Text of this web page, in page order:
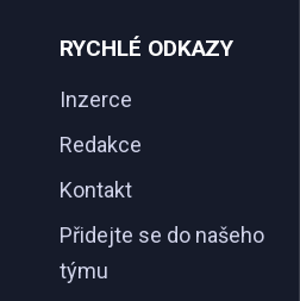
RYCHLÉ ODKAZY
Inzerce
Redakce
Kontakt
Přidejte se do našeho
týmu